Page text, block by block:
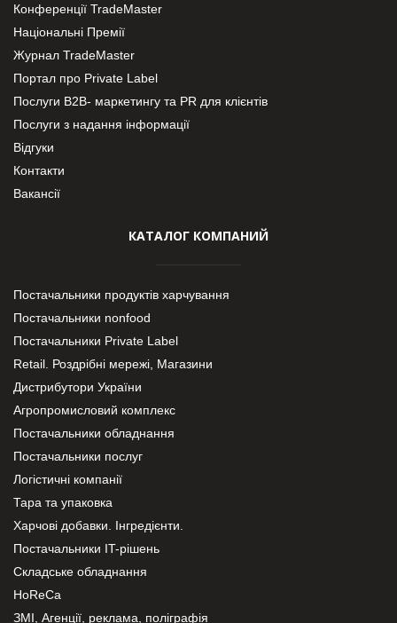
Конференції TradeMaster
Національні Премії
Журнал TradeMaster
Портал про Private Label
Послуги В2В- маркетингу та PR для клієнтів
Послуги з надання інформації
Відгуки
Контакти
Вакансії
КАТАЛОГ КОМПАНИЙ
Постачальники продуктів харчування
Постачальники nonfood
Постачальники Private Label
Retail. Роздрібні мережі, Магазини
Дистрибутори України
Агропромисловий комплекс
Постачальники обладнання
Постачальники послуг
Логістичні компанії
Тара та упаковка
Харчові добавки. Інгредієнти.
Постачальники IT-рішень
Складське обладнання
HoReCa
ЗМІ, Агенції, реклама, поліграфія